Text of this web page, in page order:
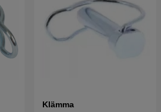
Klämma